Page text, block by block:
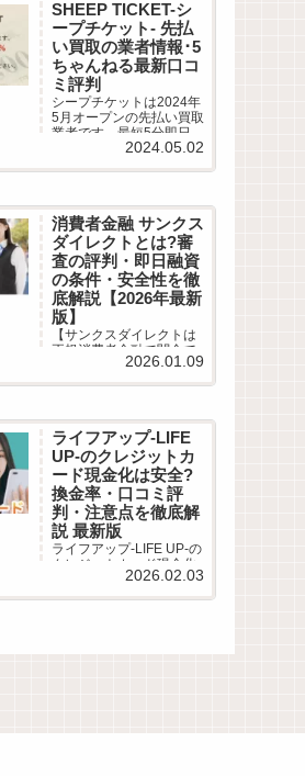
ミ評判を徹底調査しまし
た。LINE完結の申込方法
や特徴、注意点など最新
情報でわかりやすく解説
します。
SHEEP TICKET-シ
ープチケット- 先払
い買取の業者情報･5
ちゃんねる最新口コ
ミ評判
シープチケットは2024年
5月オープンの先払い買取
業者です。最短5分即日現
金化サービスの仕組みや
判を徹底調査しました。
LINE完結の申込方法や特
徴、注意点など最新情報
でわかりやすく解説しま
す。
2024.05.02
消費者金融 サンクス
ダイレクトとは?審
査の評判・即日融資
の条件・安全性を徹
底解説【2026年最新
版】
【サンクスダイレクトは
正規消費者金融で闇金で
はありません】柔軟な審
有無など気になる評判を
徹底解説。審査落ちが不
安な多重債務者も必見！
最新の借入条件を公開。
2026.01.09
ライフアップ-LIFE
UP-のクレジットカ
ード現金化は安全?
換金率・口コミ評
判・注意点を徹底解
説 最新版
ライフアップ-LIFE UP-の
クレジットカード現金化
サービスを徹底解説。利
2026.02.03